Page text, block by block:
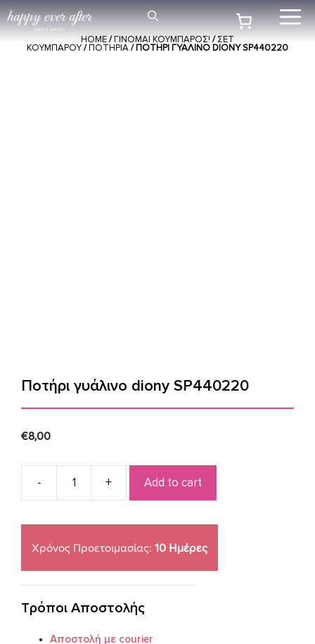
Μετάβαση
σε
περιεχόμενο
HOME/ΓΙΝΟΜΑΙ ΚΟΥΜΠΑΡΟΣ!/ΣΕΤ
ΚΟΥΜΠΑΡΟΥ/ΠΟΤΗΡΙΑ/ ΠΟΤΉΡΙ ΓΥΆΛΙΝΟ DIONY SP440220
Ποτήρι γυάλινο diony SP440220
€8,00
Ποτήρι
diony
SP440220
Add to cart
Χρόνος Προετοιμασίας: 10 Ημέρες
Τρόποι Αποστολής
Αποστολή με courier